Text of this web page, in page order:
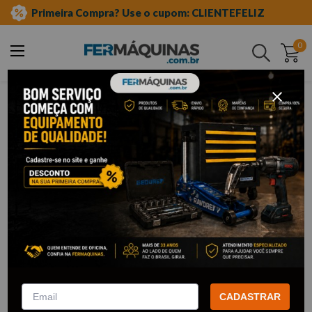
Primeira Compra? Use o cupom: CLIENTEFELIZ
0
Buscar
ferramentas manuais
catraca reversível para soquetes
Catraca Reversível Para Soquetes
Filtrar
Catraca Reversível (72 Dentes)
Por:R$82,53/cada
Catraca Simples 1/2" - 1993Z-
Por:R$ 127,23/cada
CADASTRAR